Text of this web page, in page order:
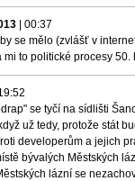
00:37
se mělo (zvlášť v
to politické procesy 50.
se tyčí na sídlišti
už tedy, protože stát
developerům a jejich
bývalých Městských
lázní se